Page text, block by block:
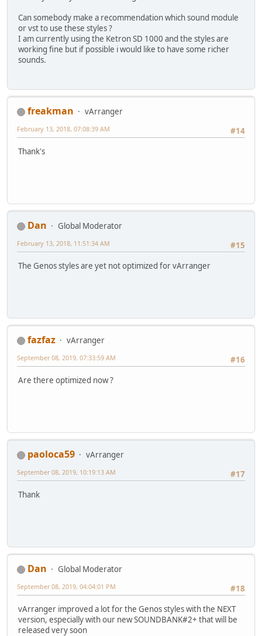
Can somebody make a recommendation which sound module
or vst to use these styles ?
I am currently using the Ketron SD 1000 and the styles are
working fine but if possible i would like to have some richer
sounds.
freakman
vArranger
#14
February 13, 2018, 07:08:39 AM
Thank's
Dan
Global Moderator
#15
February 13, 2018, 11:51:34 AM
The Genos styles are yet not optimized for vArranger
fazfaz
vArranger
#16
September 08, 2019, 07:33:59 AM
Are there optimized now ?
paoloca59
vArranger
#17
September 08, 2019, 10:19:13 AM
Thank
Dan
Global Moderator
#18
September 08, 2019, 04:04:01 PM
vArranger improved a lot for the Genos styles with the NEXT
version, especially with our new SOUNDBANK#2+ that will be
released very soon